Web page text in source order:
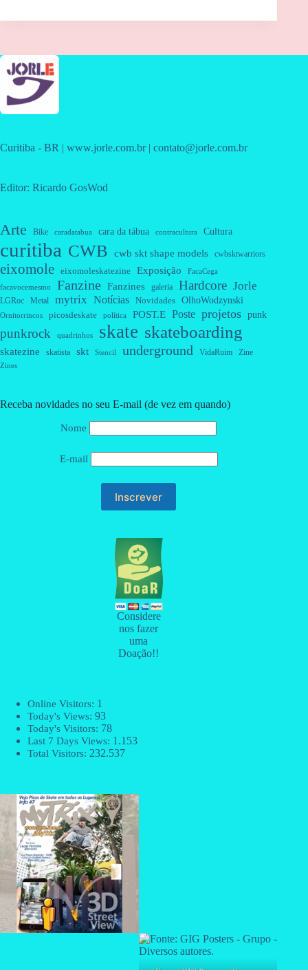
Curitiba - BR | www.jorle.com.br | contato@jorle.com.br
Editor: Ricardo GosWod
Arte Bike caradatabua cara da tábua contracultura Cultura
curitiba CWB cwb skt shape models cwbsktwarriors
eixomole eixomoleskatezine Exposição FacaCega
facavocemesmo Fanzine Fanzines galeria Hardcore Jorle
LGRoc Metal mytrix Notícias Novidades OlhoWodzynski
Ornitorrincos picosdeskate política POST.E Poste projetos punk
punkrock quadrinhos skate skateboarding
skatezine skatista skt Stencil underground VidaRuim Zine
Zines
Receba novidades no seu E-mail (de vez em quando)
Nome
E-mail
Considere
nos fazer
uma
Doação!!
Online Visitors: 1
Today's Views: 93
Today's Visitors: 78
Last 7 Days Views: 1.153
Total Visitors: 232.537